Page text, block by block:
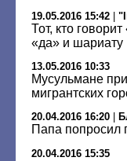
19.05.2016 15:42
Тот, кто
«да» и шариату
13.05.2016 10:33
Мусульмане
мигрантских
20.04.2016 16:20
Папа попросил
20.04.2016 15:35